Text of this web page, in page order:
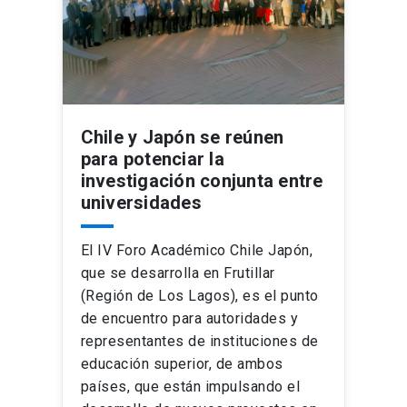
Chile y Japón se reúnen
para potenciar la
investigación conjunta entre
universidades
El IV Foro Académico Chile Japón,
que se desarrolla en Frutillar
(Región de Los Lagos), es el punto
de encuentro para autoridades y
representantes de instituciones de
educación superior, de ambos
países, que están impulsando el